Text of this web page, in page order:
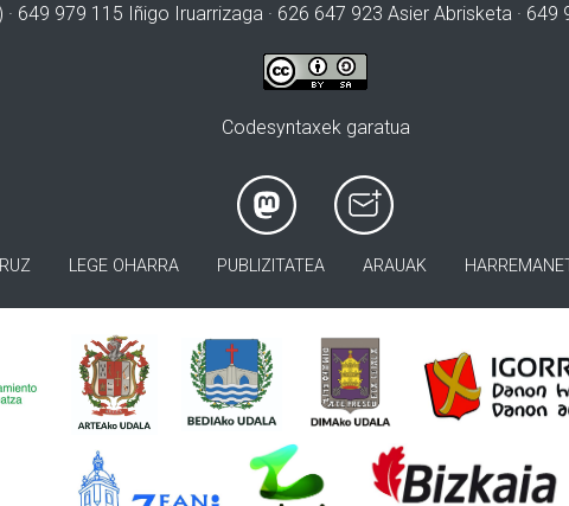
649 979 115 Iñigo Iruarrizaga · 626 647 923 Asier Abrisketa · 649
Codesyntaxek garatua
LEGE OHARRA PUBLIZITATEA ARAUAK